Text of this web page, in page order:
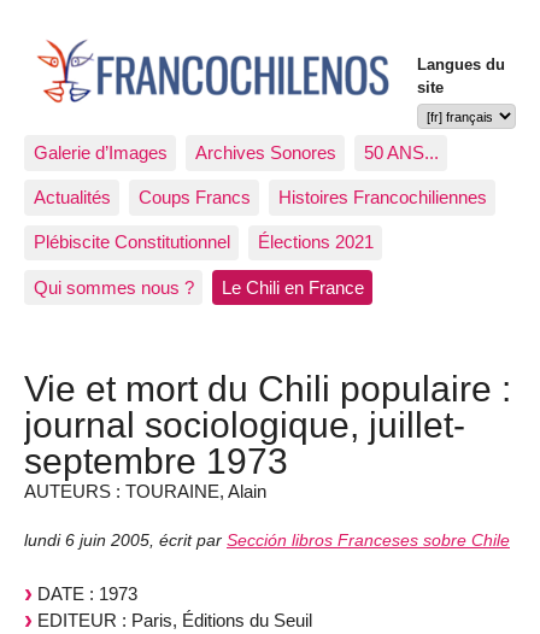
Langues du
site
Galerie d’Images Archives Sonores 50 ANS...
Actualités Coups Francs Histoires Francochiliennes
Plébiscite Constitutionnel Élections 2021
Qui sommes nous ? Le Chili en France
Vie et mort du Chili populaire :
journal sociologique, juillet-
septembre 1973
AUTEURS : TOURAINE, Alain
lundi 6 juin 2005, écrit par Sección libros Franceses sobre Chile
DATE : 1973
EDITEUR : Paris, Éditions du Seuil